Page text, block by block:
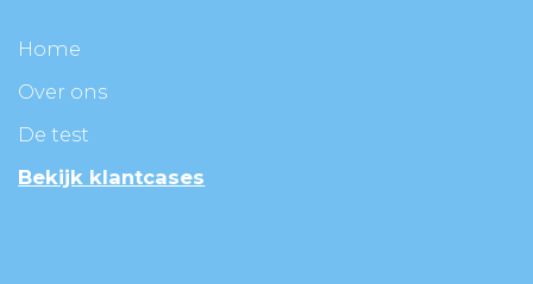
Home
Over ons
De test
Bekijk klantcases